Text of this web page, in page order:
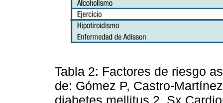
Tabla 2: Factores de riesgo
de: Gómez P, Castro-